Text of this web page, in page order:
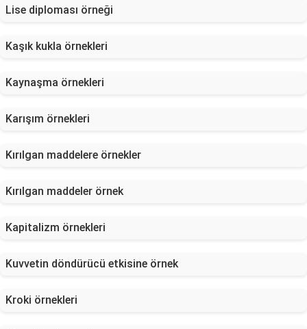
Lise diploması örneği
Kaşık kukla örnekleri
Kaynaşma örnekleri
Karışım örnekleri
Kırılgan maddelere örnekler
Kırılgan maddeler örnek
Kapitalizm örnekleri
Kuvvetin döndürücü etkisine örnek
Kroki örnekleri